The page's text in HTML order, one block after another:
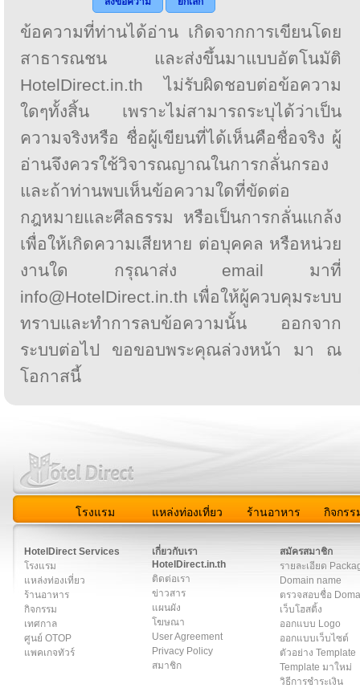
ข้อความที่ท่านได้อ่าน เกิดจากการเขียนโดย
สาธารณชน และส่งขึ้นมาแบบอัตโนมัติ
HotelDirect.in.th ไม่รับผิดชอบต่อข้อความ
ใดๆทั้งสิ้น เพราะไม่สามารถระบุได้ว่าเป็น
ความจริงหรือ ชื่อผู้เขียนที่ได้เห็นคือชื่อจริง ผู้
อ่านจึงควรใช้วิจารณญาณในการกลั่นกรอง
และถ้าท่านพบเห็นข้อความใดที่ขัดต่อ
กฎหมายและศีลธรรม หรือเป็นการกลั่นแกล้ง
เพื่อให้เกิดความเสียหาย ต่อบุคคล หรือหน่วย
งานใด กรุณาส่ง email มาที่
info@HotelDirect.in.th เพื่อให้ผู้ควบคุมระบบ
ทราบและทำการลบข้อความนั้น ออกจาก
ระบบต่อไป ขอขอบพระคุณล่วงหน้า มา ณ
โอกาสนี้
โรงแรม แหล่งท่องเที่ยว ร้านอาหาร กิจกรร
HotelDirect Services
โรงแรม
แหล่งท่องเที่ยว
ร้านอาหาร
กิจกรรม
เทศกาล
ศูนย์ OTOP
แพคเกจทัวร์
เกี่ยวกับเรา
HotelDirect.in.th
ติดต่อเรา
ข่าวสาร
แผนผัง
โฆษณา
User Agreement
Privacy Policy
สมาชิก
สมัครสมาชิก
รายละเอียด
Domain name
ตรวจสอบชื่อ
เว็บโฮสติ้ง
ออกแบบ Logo
ออกแบบเว็บไซต์
ตัวอย่าง Template
Template มาใหม่
วิธีการชำระเงิน